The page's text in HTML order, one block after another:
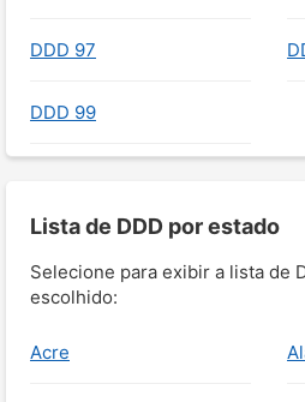
DDD 97
DDD 99
Lista de DDD por estado
Selecione para exibir a lista de
escolhido:
Acre